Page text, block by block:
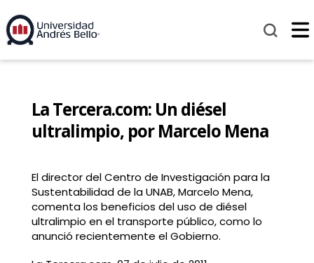
La Tercera.com: Un diésel
ultralimpio, por Marcelo Mena
El director del Centro de Investigación para la
Sustentabilidad de la UNAB, Marcelo Mena,
comenta los beneficios del uso de diésel
ultralimpio en el transporte público, como lo
anunció recientemente el Gobierno.